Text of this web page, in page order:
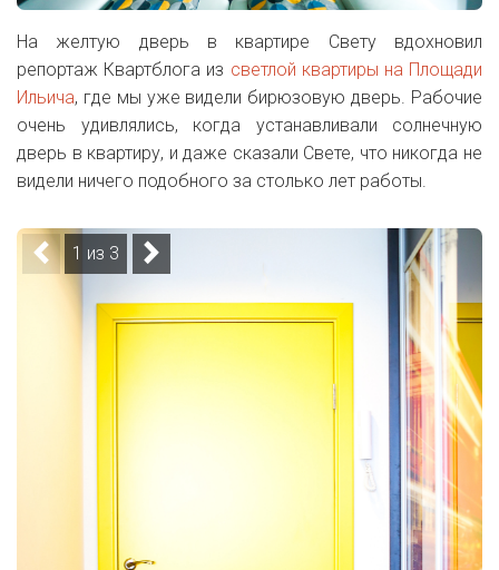
На желтую дверь в квартире Свету вдохновил
репортаж Квартблога из светлой квартиры на Площади
Ильича, где мы уже видели бирюзовую дверь. Рабочие
очень удивлялись, когда устанавливали солнечную
дверь в квартиру, и даже сказали Свете, что никогда не
видели ничего подобного за столько лет работы.
1 из 3